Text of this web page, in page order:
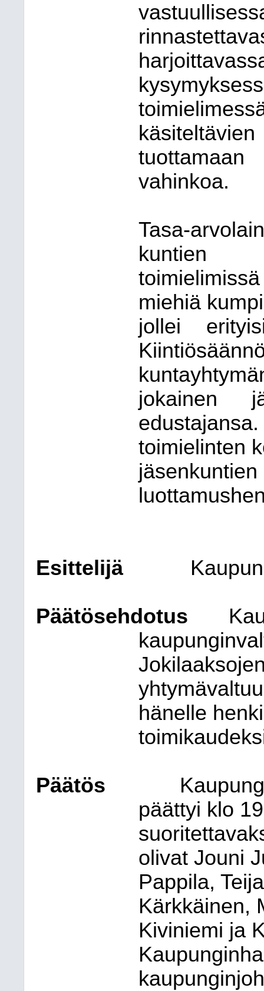
vahinkoa.
Tasa-
kuntien
miehiä
jollei
jokainen
toimielinten
Esittelijä
Päätösehdotus
hänelle
Päätös
päättyi klo
olivat Jouni
Pappila,
Kärkkäinen,
Kiviniemi ja